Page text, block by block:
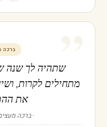
” ברכה
שתהיה לך שנה
מתחילים לקרות,
את
ברכה